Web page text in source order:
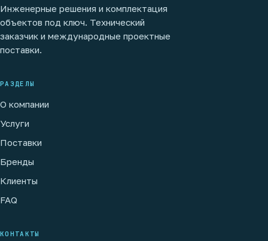
Инженерные решения и комплектация
объектов под ключ. Технический
заказчик и международные проектные
поставки.
РАЗДЕЛЫ
О компании
Услуги
Поставки
Бренды
Клиенты
FAQ
КОНТАКТЫ